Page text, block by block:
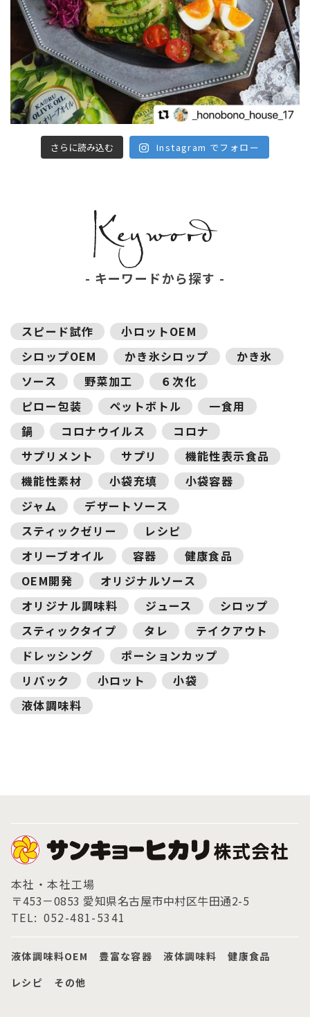
さらに読み込む Instagram でフォロー
キーワードから探す
スピード試作
小ロットOEM
シロップOEM
かき氷シロップ
かき氷
ソース
野菜加工
６次化
ピロー包装
ペットボトル
一食用
鍋
コロナウイルス
コロナ
サプリメント
サプリ
機能性表示食品
機能性素材
小袋充填
小袋容器
ジャム
デザートソース
スティックゼリー
レシピ
オリーブオイル
容器
健康食品
OEM開発
オリジナルソース
オリジナル調味料
ジュース
シロップ
スティックタイプ
タレ
テイクアウト
ドレッシング
ポーションカップ
リパック
小ロット
小袋
液体調味料
本社・本社工場
〒453－0853 愛知県名古屋市中村区牛田通2-5
TEL: 052-481-5341
液体調味料OEM 豊富な容器 液体調味料
健康食品
レシピ
その他